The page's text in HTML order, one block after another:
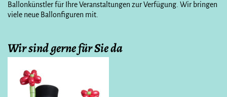
Ballonkünstler für Ihre Veranstaltungen zur Verfügung. Wir bringen
viele neue Ballonfiguren mit.
Wir sind gerne für Sie da